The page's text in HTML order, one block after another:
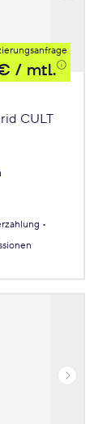
/ mtl.
CULT